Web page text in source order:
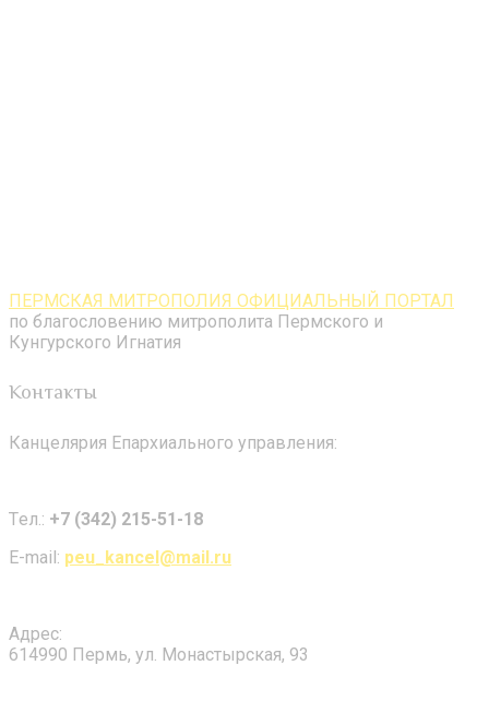
ПЕРМСКАЯ МИТРОПОЛИЯ ОФИЦИАЛЬНЫЙ ПОРТАЛ
по благословению митрополита Пермского и
Кунгурского Игнатия
Контакты
Канцелярия Епархиального управления:
Tел.: +7 (342) 215-51-18
E-mail: peu_kancel@mail.ru
Адрес:
614990 Пермь, ул. Монастырская, 93